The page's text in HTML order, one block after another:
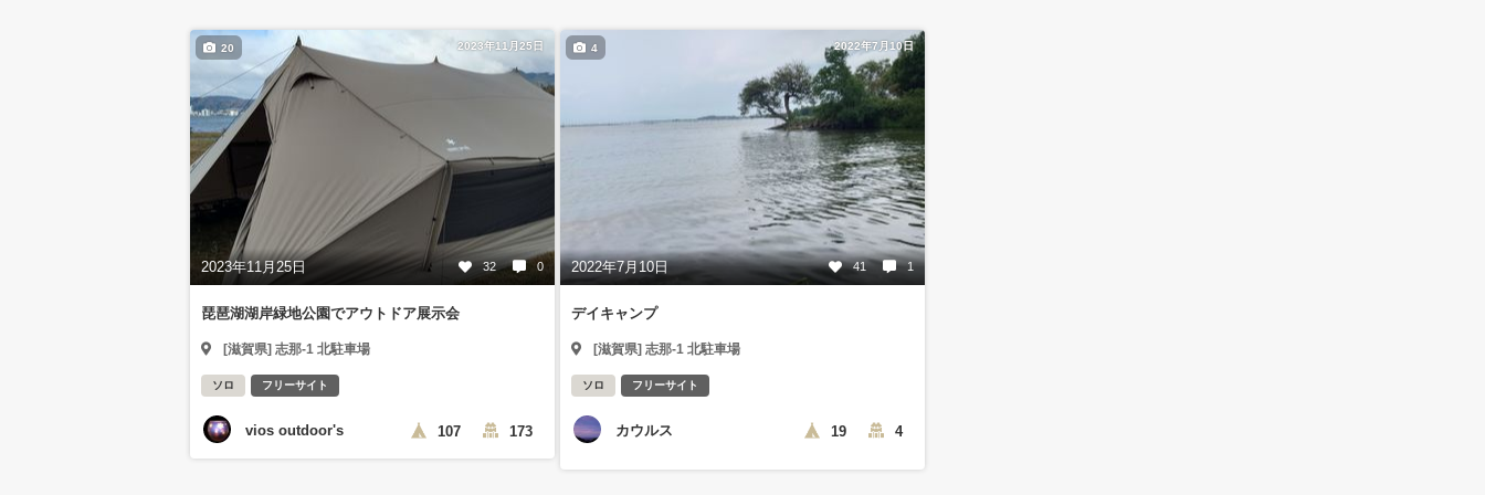
2023年11月25日
2023年11月25日 32 0
20
琵琶湖湖岸緑地公園でアウトドア展示会
[滋賀県] 志那-1 北駐車場
ソロ フリーサイト
vios outdoor's 107 173
2022年7月10日
2022年7月10日 41 1
4
デイキャンプ
[滋賀県] 志那-1 北駐車場
ソロ フリーサイト
カウルス 19 4